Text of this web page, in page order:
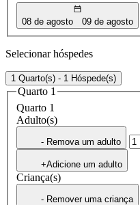
08 de agosto 09 de agosto
Selecionar hóspedes
1 Quarto(s) - 1 Hóspede(s)
Quarto 1
Quarto 1
Adulto(s)
- Remova um adulto
+Adicione um adulto
Criança(s)
- Remover uma criança